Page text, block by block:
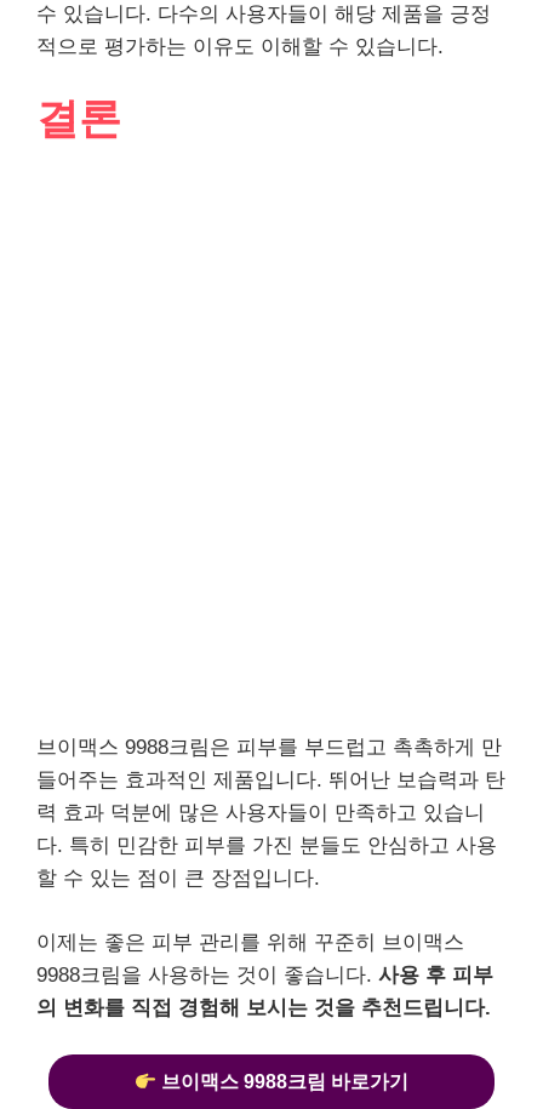
수 있습니다. 다수의 사용자들이 해당 제품을 긍정
적으로 평가하는 이유도 이해할 수 있습니다.
결론
브이맥스 9988크림은 피부를 부드럽고 촉촉하게 만
들어주는 효과적인 제품입니다. 뛰어난 보습력과 탄
력 효과 덕분에 많은 사용자들이 만족하고 있습니
다. 특히 민감한 피부를 가진 분들도 안심하고 사용
할 수 있는 점이 큰 장점입니다.
이제는 좋은 피부 관리를 위해 꾸준히 브이맥스
9988크림을 사용하는 것이 좋습니다. 사용 후 피부
의 변화를 직접 경험해 보시는 것을 추천드립니다.
브이맥스 9988크림 바로가기